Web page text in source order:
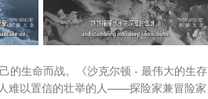
生命而战。《沙克尔顿 - 最伟大的生存
难以置信的壮举的人——探险家兼冒险家